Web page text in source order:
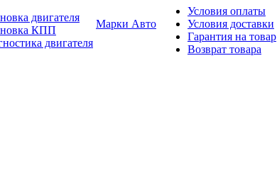
двигателя
КПП
двигателя
Марки Авто
Условия оплаты
Условия доставки
Гарантия на товар
Возврат товара